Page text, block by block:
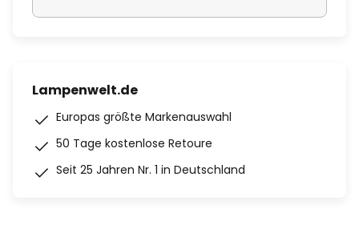
Lampenwelt.de
Europas größte Markenauswahl
50 Tage kostenlose Retoure
Seit 25 Jahren Nr. 1 in Deutschland